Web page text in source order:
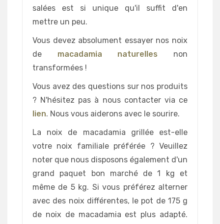
salées est si unique qu'il suffit d'en
mettre un peu.
Vous devez absolument essayer nos noix
de macadamia naturelles non
transformées !
Vous avez des questions sur nos produits
? N'hésitez pas à nous contacter via ce
lien. Nous vous aiderons avec le sourire.
La noix de macadamia grillée est-elle
votre noix familiale préférée ? Veuillez
noter que nous disposons également d'un
grand paquet bon marché de 1 kg et
même de 5 kg. Si vous préférez alterner
avec des noix différentes, le pot de 175 g
de noix de macadamia est plus adapté.